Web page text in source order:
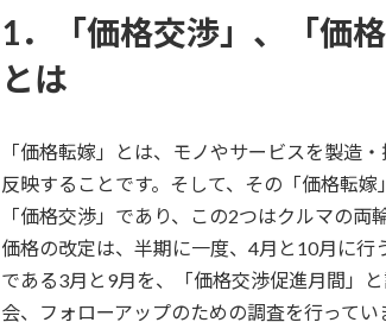
1．「価格交渉」、「価
とは
「価格転嫁」とは、モノやサービスを製造
反映することです。そして、その「価格転
「価格交渉」であり、この2つはクルマの両
価格の改定は、半期に一度、4月と10月に
である3月と9月を、「価格交渉促進月間」
会、フォローアップのための調査を行ってい